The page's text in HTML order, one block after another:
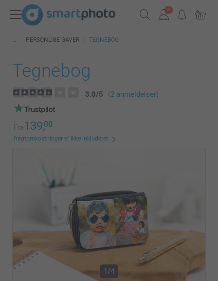
PERSONLIGE GAVER TEGNEBOG
Tegnebog
3.0/5 (2 anmeldelser)
Fra139,00
fragtomkostninger er ikke inkluderet
1/4